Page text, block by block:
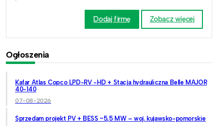
Dodaj firmę Zobacz więcej
Ogłoszenia
Kafar Atlas Copco LPD-RV -HD + Stacja hydrauliczna Belle MAJOR
40-140
07-08-2026
Sprzedam projekt PV + BESS ~5,5 MW – woj. kujawsko-pomorskie